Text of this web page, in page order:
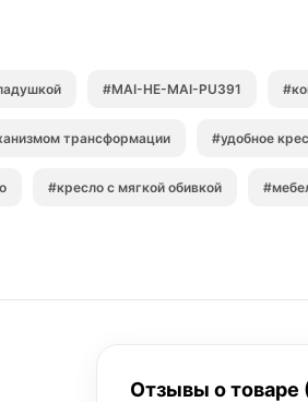
#MAI-HE-MAI-PU391
трансформации #удобное
#кресло с мягкой обивкой
Отзывы о товаре